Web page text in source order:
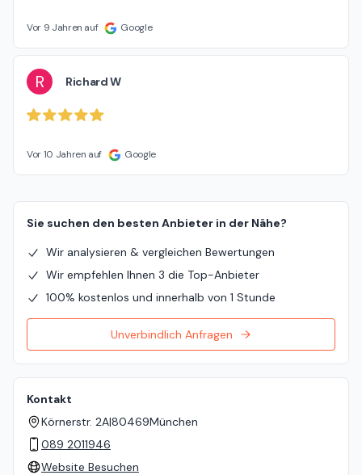
Vor 9 Jahren auf Google
R Richard W
Vor 10 Jahren auf Google
Sie suchen den besten Anbieter in der Nähe?
Wir analysieren & vergleichen Bewertungen
Wir empfehlen Ihnen 3 die Top-Anbieter
100% kostenlos und innerhalb von 1 Stunde
Unverbindlich Anfragen
Kontakt
Körnerstr. 2A|80469München
089 2011946
Website Besuchen